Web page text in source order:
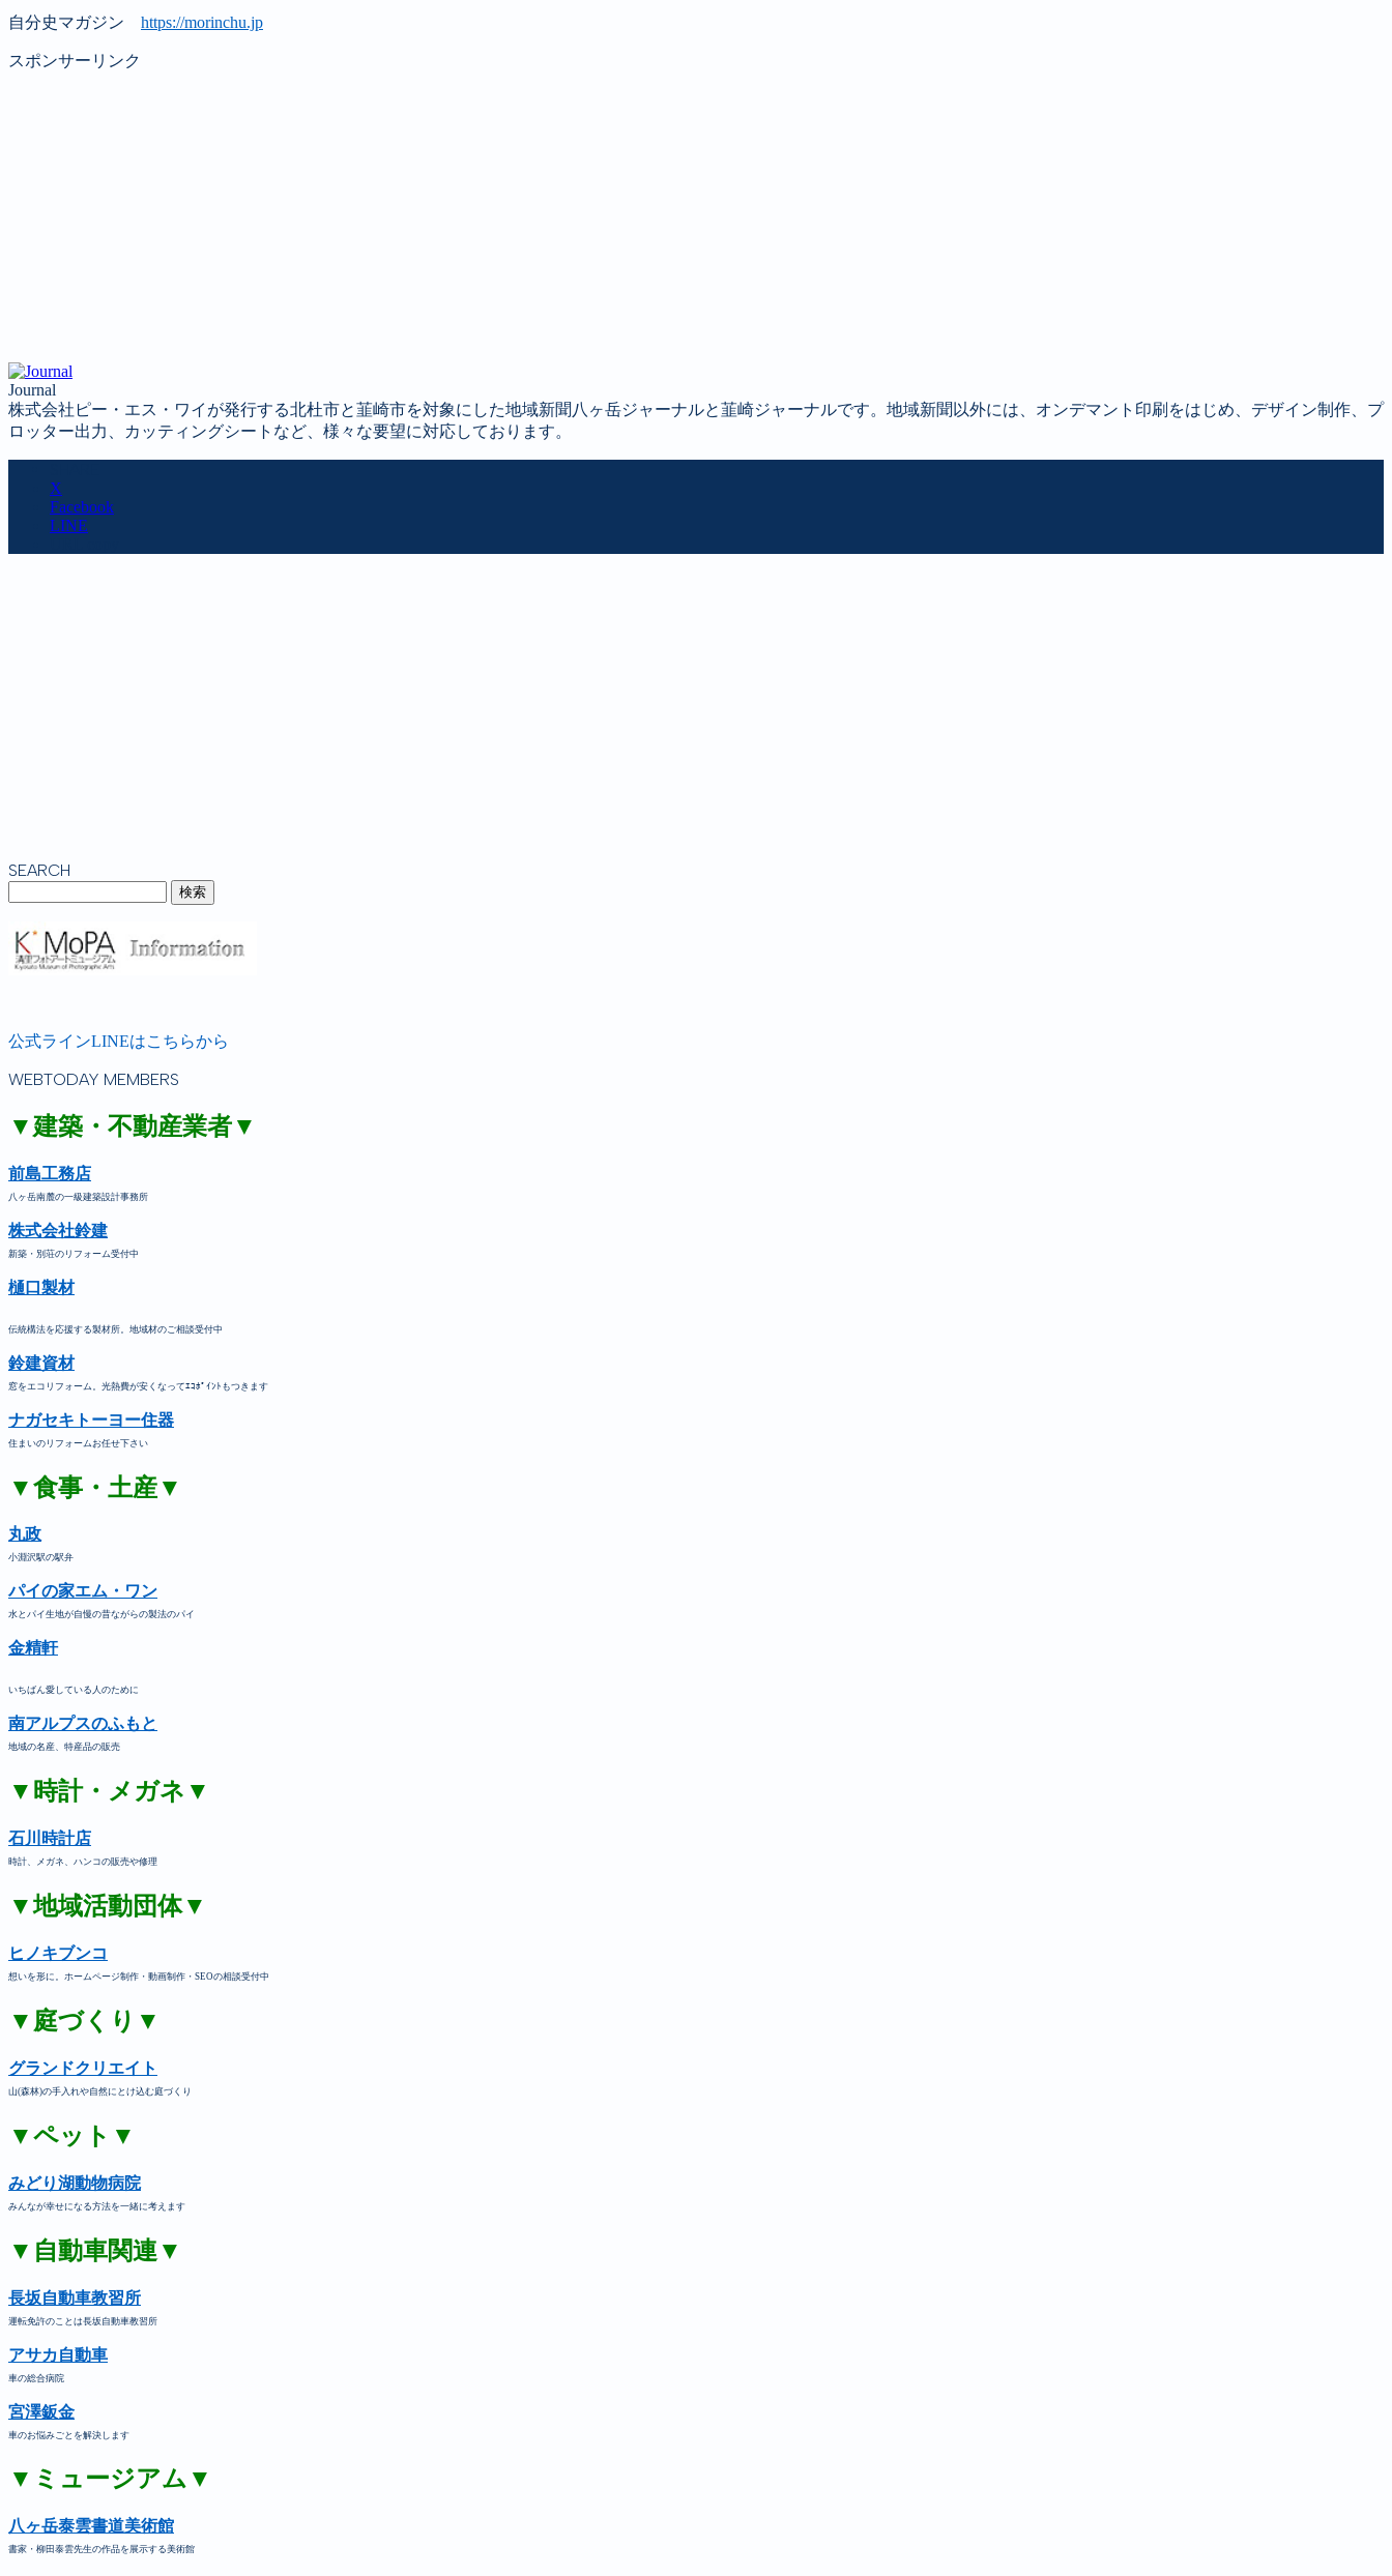
自分史マガジン https://morinchu.jp
スポンサーリンク
Journal
株式会社ピー・エス・ワイが発行する北杜市と韮崎市を対象にした地域新聞八ヶ岳ジャーナルと韮崎ジャーナルです。地域新聞以外には、オンデマント印刷をはじめ、デザイン制作、プ
ロッター出力、カッティングシートなど、様々な要望に対応しております。
X
Facebook
LINE
SEARCH
公式ラインLINEはこちらから
WEBTODAY MEMBERS
▼建築・不動産業者▼
前島工務店
八ヶ岳南麓の一級建築設計事務所
株式会社鈴建
新築・別荘のリフォーム受付中
樋口製材
伝統構法を応援する製材所。地域材のご相談受付中
鈴建資材
窓をエコリフォーム。光熱費が安くなってｴｺﾎﾟｲﾝﾄもつきます
ナガセキトーヨー住器
住まいのリフォームお任せ下さい
▼食事・土産▼
丸政
小淵沢駅の駅弁
パイの家エム・ワン
水とパイ生地が自慢の昔ながらの製法のパイ
金精軒
いちばん愛している人のために
南アルプスのふもと
地域の名産、特産品の販売
▼時計・メガネ▼
石川時計店
時計、メガネ、ハンコの販売や修理
▼地域活動団体▼
ヒノキブンコ
想いを形に。ホームページ制作・動画制作・SEOの相談受付中
▼庭づくり▼
グランドクリエイト
山(森林)の手入れや自然にとけ込む庭づくり
▼ペット▼
みどり湖動物病院
みんなが幸せになる方法を一緒に考えます
▼自動車関連▼
長坂自動車教習所
運転免許のことは長坂自動車教習所
アサカ自動車
車の総合病院
宮澤鈑金
車のお悩みごとを解決します
▼ミュージアム▼
八ヶ岳泰雲書道美術館
書家・柳田泰雲先生の作品を展示する美術館